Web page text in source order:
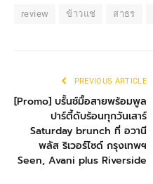
review ข้าวแช่ สาธร
PREVIOUS ARTICLE
[Promo] บรั้นช์มื้อสายพร้อมพูล
ปาร์ตี้ดับร้อนทุกวันเสาร์
Saturday brunch ที่ อวานี
พลัส ริเวอร์ไซด์ กรุงเทพฯ
Seen, Avani plus Riverside